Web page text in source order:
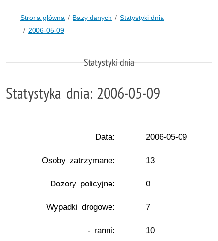
Strona główna Bazy danych
Statystyki dnia
2006-05-09
Statystyki dnia
Statystyka dnia: 2006-05-09
Data: 2006-05-09
Osoby zatrzymane: 13
Dozory policyjne: 0
Wypadki drogowe: 7
- ranni: 10